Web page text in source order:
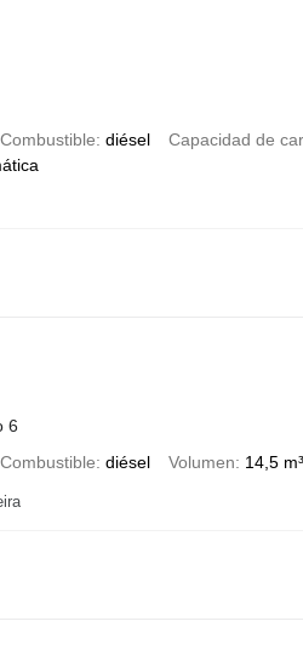
Combustible diésel Capacidad de
6
Combustible diésel Volumen 14,5 m³